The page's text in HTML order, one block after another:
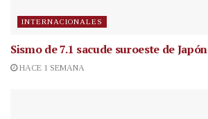
INTERNACIONALES
Sismo de 7.1 sacude suroeste de Japón
HACE 1 SEMANA